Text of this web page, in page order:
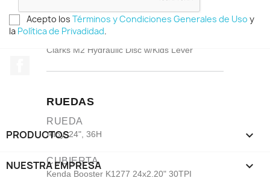
FRENOS
FRENO
Clarks M2 Hydraulic Disc w/Kids Lever
RUEDAS
RUEDA
Alloy, 24", 36H
CUBIERTA
Kenda Booster K1277 24x2.20" 30TPI
Acepto los Términos y Condiciones Generales de Uso y
la Política de Privadidad.
PRODUCTOS 
NUESTRA EMPRESA 